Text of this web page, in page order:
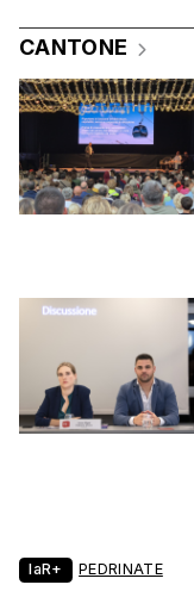
CANTONE
laR+ PEDRINATE